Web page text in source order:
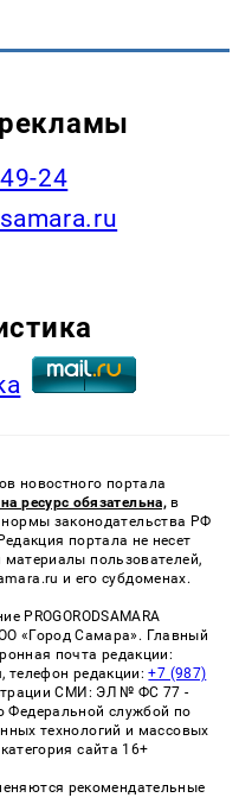
24
новостного портала
ресурс обязательна, в
законодательства РФ
портала не несет
материалы пользователей,
и его субдоменах.
PROGORODSAMARA
«Город Самара». Главный
почта редакции:
телефон редакции:+7 (987)
СМИ: ЭЛ № ФС 77 -
Федеральной службой по
технологий и массовых
сайта 16+
рекомендательные